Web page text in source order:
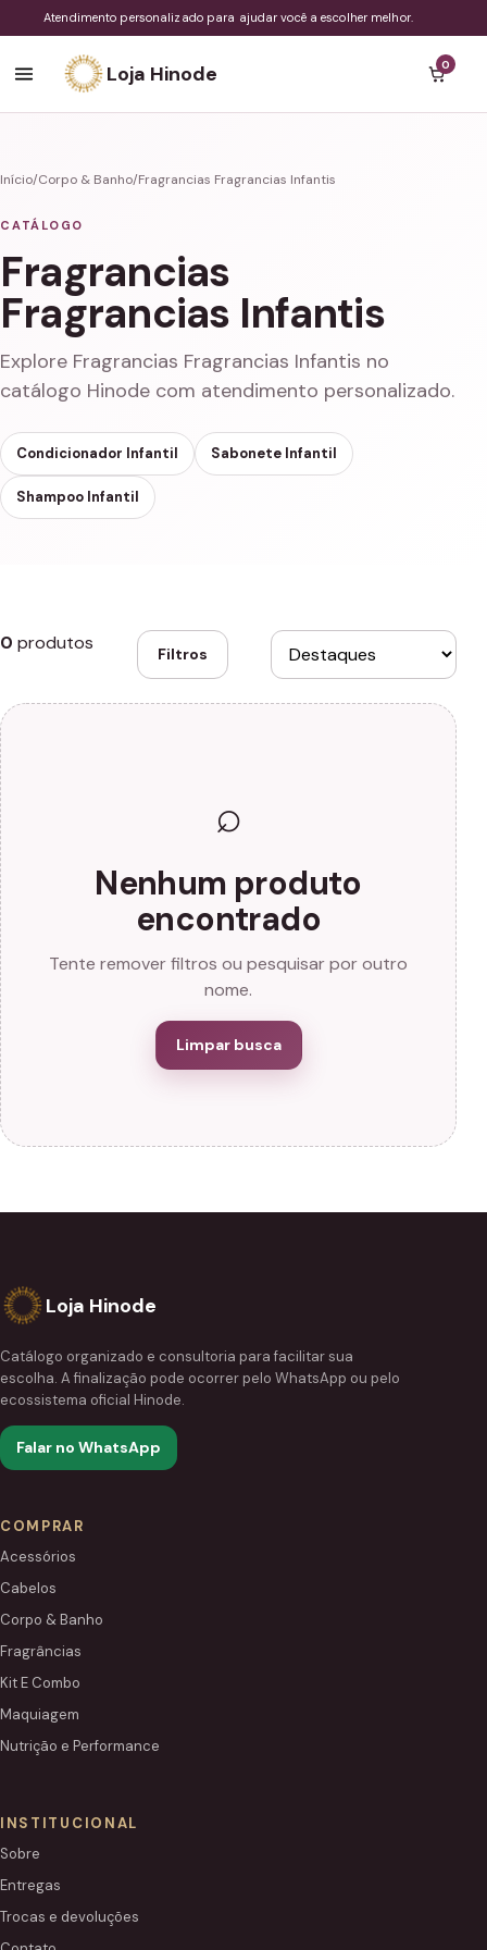
Atendimento personalizado para ajudar você a escolher melhor.
Loja Hinode 0
Início/Corpo & Banho/Fragrancias Fragrancias Infantis
CATÁLOGO
Fragrancias
Fragrancias Infantis
Explore Fragrancias Fragrancias Infantis no
catálogo Hinode com atendimento personalizado.
Condicionador Infantil Sabonete Infantil
Shampoo Infantil
0 produtos Filtros
⌕
Nenhum produto
encontrado
Tente remover filtros ou pesquisar por outro
nome.
Limpar busca
Loja Hinode
Catálogo organizado e consultoria para facilitar sua
escolha. A finalização pode ocorrer pelo WhatsApp ou pelo
ecossistema oficial Hinode.
Falar no WhatsApp
COMPRAR
Acessórios
Cabelos
Corpo & Banho
Fragrâncias
Kit E Combo
Maquiagem
Nutrição e Performance
INSTITUCIONAL
Sobre
Entregas
Trocas e devoluções